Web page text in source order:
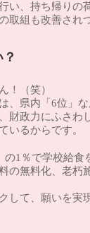
い、持ち帰りの
取組も改善され
！（笑）
、県内「6位」
財政力にふさわ
いるからです。
1％で学校給食
の無料化、老朽
して、願いを実